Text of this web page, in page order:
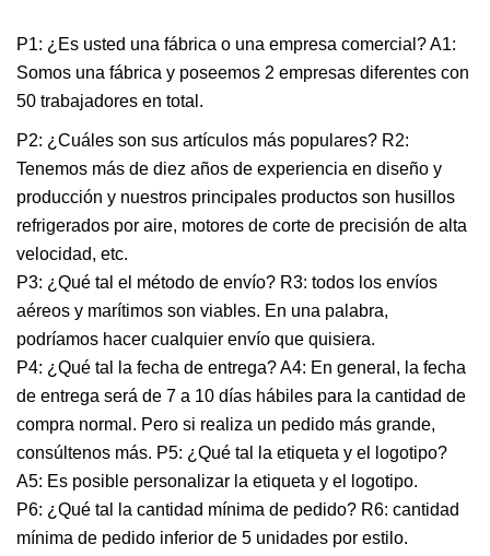
P1: ¿Es usted una fábrica o una empresa comercial? A1:
Somos una fábrica y poseemos 2 empresas diferentes con
50 trabajadores en total.
P2: ¿Cuáles son sus artículos más populares? R2:
Tenemos más de diez años de experiencia en diseño y
producción y nuestros principales productos son husillos
refrigerados por aire, motores de corte de precisión de alta
velocidad, etc.
P3: ¿Qué tal el método de envío? R3: todos los envíos
aéreos y marítimos son viables. En una palabra,
podríamos hacer cualquier envío que quisiera.
P4: ¿Qué tal la fecha de entrega? A4: En general, la fecha
de entrega será de 7 a 10 días hábiles para la cantidad de
compra normal. Pero si realiza un pedido más grande,
consúltenos más. P5: ¿Qué tal la etiqueta y el logotipo?
A5: Es posible personalizar la etiqueta y el logotipo.
P6: ¿Qué tal la cantidad mínima de pedido? R6: cantidad
mínima de pedido inferior de 5 unidades por estilo.